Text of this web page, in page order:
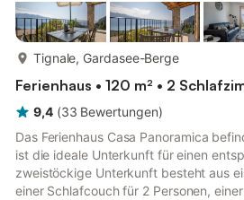
Tignale, Gardasee-Berge
Ferienhaus • 120 m² • 2
9,4 (33 Bewertungen)
Das Ferienhaus Casa Panoramica
ist die ideale Unterkunft für einen
zweistöckige Unterkunft besteht aus
einer Schlafcouch für 2 Personen,